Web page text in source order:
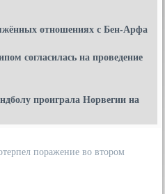
отношениях с Бен-Арфа
согласилась на проведение
проиграла Норвегии на
поражение во втором